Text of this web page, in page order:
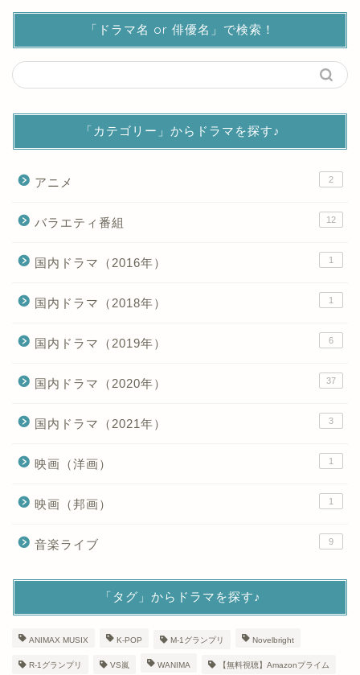
「ドラマ名 or 俳優名」で検索！
「カテゴリー」からドラマを探す♪
アニメ 2
バラエティ番組 12
国内ドラマ（2016年） 1
国内ドラマ（2018年） 1
国内ドラマ（2019年） 6
国内ドラマ（2020年） 37
国内ドラマ（2021年） 3
映画（洋画） 1
映画（邦画） 1
音楽ライブ 9
「タグ」からドラマを探す♪
ANIMAX MUSIX K-POP M-1グランプリ Novelbright
R-1グランプリ VS嵐 WANIMA 【無料視聴】Amazonプライム